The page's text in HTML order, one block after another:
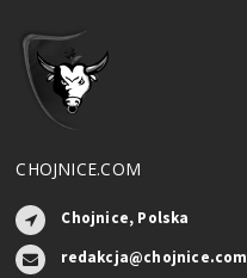
CHOJNICE.COM
Chojnice, Polska
redakcja@chojnice.com